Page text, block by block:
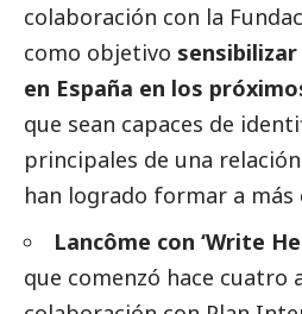
colaboración con la
como objetivo sensibilizar
en España en los
que sean capaces de
principales de una
han logrado formar a más
Lancôme con ‘Write
que comenzó hace cuatro